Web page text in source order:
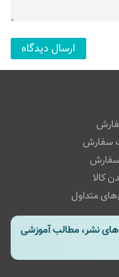
سفارش
کالا
متداول
نشر، مطالب آموزشی